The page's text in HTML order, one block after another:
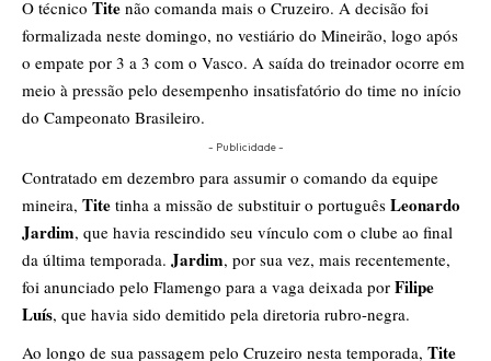
O técnico Tite não comanda mais o Cruzeiro. A decisão foi
formalizada neste domingo, no vestiário do Mineirão, logo após
o empate por 3 a 3 com o Vasco. A saída do treinador ocorre em
meio à pressão pelo desempenho insatisfatório do time no início
do Campeonato Brasileiro.
- Publicidade -
Contratado em dezembro para assumir o comando da equipe
mineira, Tite tinha a missão de substituir o português Leonardo
Jardim, que havia rescindido seu vínculo com o clube ao final
da última temporada. Jardim, por sua vez, mais recentemente,
foi anunciado pelo Flamengo para a vaga deixada por Filipe
Luís, que havia sido demitido pela diretoria rubro-negra.
Ao longo de sua passagem pelo Cruzeiro nesta temporada, Tite